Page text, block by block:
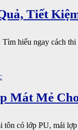
Tiết
hiểu ngay cách
Mát Mẻ
tôn có lớp PU, mái